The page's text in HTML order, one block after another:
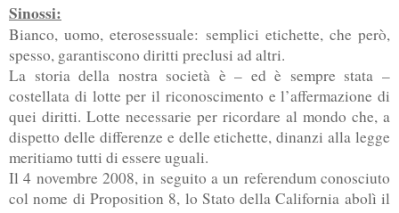
Sinossi:
Bianco, uomo, eterosessuale: semplici etichette, che però,
spesso, garantiscono diritti preclusi ad altri.
La storia della nostra società è – ed è sempre stata –
costellata di lotte per il riconoscimento e l’affermazione di
quei diritti. Lotte necessarie per ricordare al mondo che, a
dispetto delle differenze e delle etichette, dinanzi alla legge
meritiamo tutti di essere uguali.
Il 4 novembre 2008, in seguito a un referendum conosciuto
col nome di Proposition 8, lo Stato della California abolì il